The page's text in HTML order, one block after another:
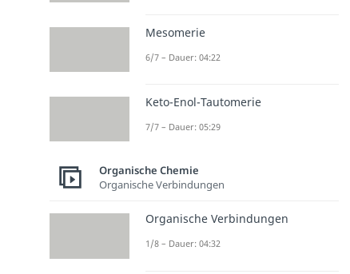
Mesomerie
6/7 – Dauer: 04:22
Keto-Enol-Tautomerie
7/7 – Dauer: 05:29
Organische Chemie
Organische Verbindungen
Organische Verbindungen
1/8 – Dauer: 04:32